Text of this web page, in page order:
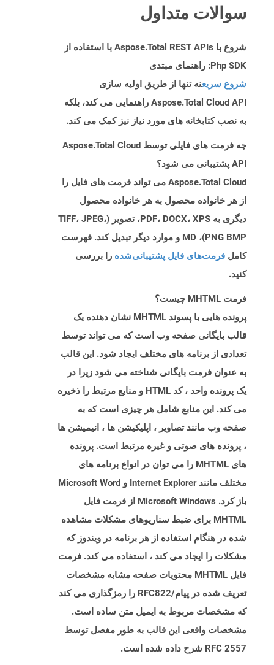
سوالات متداول
شروع با Aspose.Total REST APIs با استفاده از
Php SDK: راهنمای مبتدی
شروع سریعنه تنها از طریق اولیه سازی
Aspose.Total Cloud API راهنمایی می کند، بلکه
به نصب کتابخانه های مورد نیاز نیز کمک می کند.
چه فرمت های فایلی توسط Aspose.Total Cloud
API پشتیبانی می شود؟
Aspose.Total Cloud می تواند فرمت های فایل را
از هر خانواده محصول به هر خانواده محصول
دیگری به PDF، DOCX، XPS، تصویر (TIFF، JPEG،
PNG BMP)، MD و موارد دیگر تبدیل کند. فهرست
کامل فرمت‌های فایل پشتیبانی‌شده را بررسی
کنید.
فرمت MHTML چیست؟
پرونده هایی با پسوند MHTML نشان دهنده یک
قالب بایگانی صفحه وب است که می تواند توسط
تعدادی از برنامه های مختلف ایجاد شود. این قالب
به عنوان فرمت بایگانی شناخته می شود زیرا در
یک پرونده واحد ، کد HTML و منابع مرتبط را ذخیره
می کند. این منابع شامل هر چیزی است که به
صفحه وب مانند تصاویر ، اپلیکیشن ها ، انیمیشن ها
، پرونده های صوتی و غیره مرتبط است. پرونده
های MHTML را می توان در انواع برنامه های
مختلف مانند Internet Explorer و Microsoft Word
باز کرد. Microsoft Windows از فرمت فایل
MHTML برای ضبط سناریوهای مشکلات مشاهده
شده در هنگام استفاده از هر برنامه در ویندوز که
مشکلات را ایجاد می کند ، استفاده می کند. فرمت
فایل MHTML محتویات صفحه مشابه مشخصات
تعریف شده در پیام/RFC822 را رمزگذاری می کند
که مشخصات مربوط به ایمیل متن ساده است.
مشخصات واقعی این قالب به طور مفصل توسط
RFC 2557 شرح داده شده است.